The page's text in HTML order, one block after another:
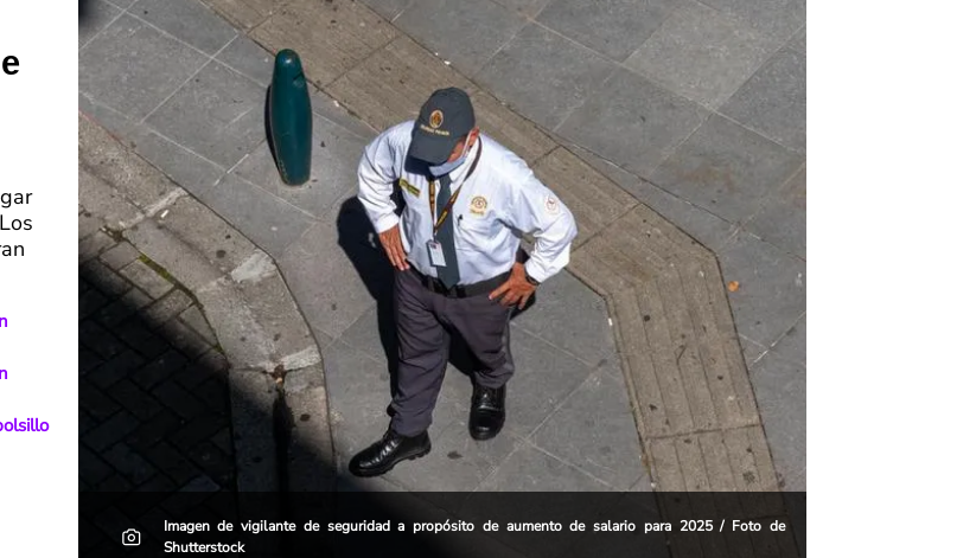
Imagen de vigilante de seguridad a propósito de aumento de salario para 2025 / Foto de
Shutterstock